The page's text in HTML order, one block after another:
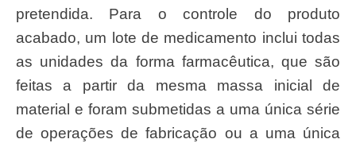
pretendida. Para o controle do produto
acabado, um lote de medicamento inclui todas
as unidades da forma farmacêutica, que são
feitas a partir da mesma massa inicial de
material e foram submetidas a uma única série
de operações de fabricação ou a uma única